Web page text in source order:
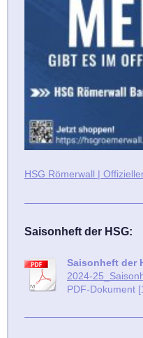
HSG Römerwall |
Saisonheft der HSG:
Saisonheft der
2024-
PDF-Dokument